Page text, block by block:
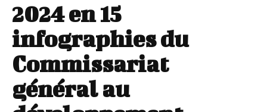
2024 en 15
infographies du
Commissariat
général au